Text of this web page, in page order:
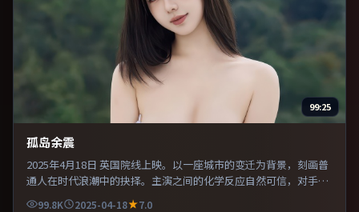
99:25
孤岛余震
2025年4月18日 英国院线上映。以一座城市的变迁为背景，刻画普
通人在时代浪潮中的抉择。主演之间的化学反应自然可信，对手戏
张力贯穿全片。片尾留白意味深长，值得二刷细品台词与构图。
99.8K 2025-04-18
7.0